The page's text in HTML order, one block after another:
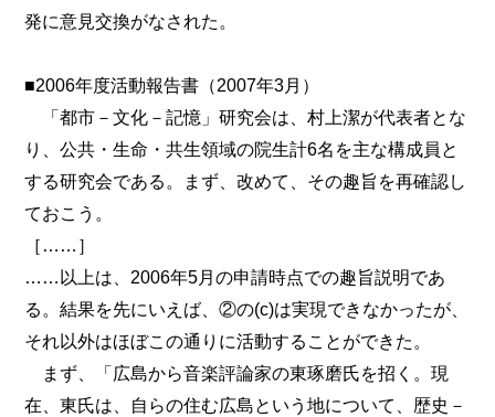
発に意見交換がなされた。
■2006年度活動報告書（2007年3月）
「都市－文化－記憶」研究会は、村上潔が代表者とな
り、公共・生命・共生領域の院生計6名を主な構成員と
する研究会である。まず、改めて、その趣旨を再確認し
ておこう。
［……］
……以上は、2006年5月の申請時点での趣旨説明であ
る。結果を先にいえば、②の(c)は実現できなかったが、
それ以外はほぼこの通りに活動することができた。
まず、「広島から音楽評論家の東琢磨氏を招く。現
在、東氏は、自らの住む広島という地について、歴史－